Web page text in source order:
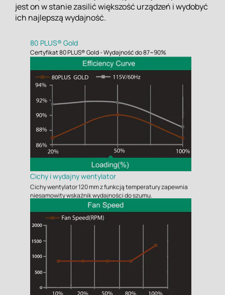
jest on w stanie zasilić większość urządzeń i wydobyć
ich najlepszą wydajność.
80 PLUS® Gold
Certyfikat 80 PLUS® Gold - Wydajność do 87~90%
Cichy i wydajny wentylator
Cichy wentylator 120 mm z funkcją temperatury zapewnia
niesamowity wskaźnik wydajności do szumu.